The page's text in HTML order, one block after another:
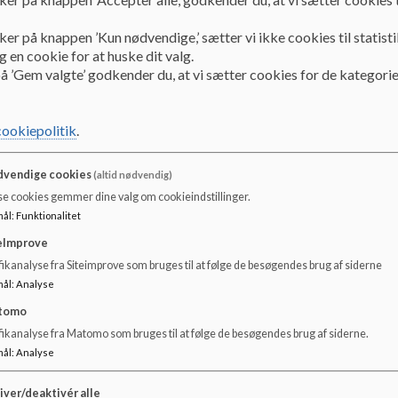
øst
på knappen ’Kun nødvendige,’ sætter vi ikke cookies til
en cookie for at huske dit valg.
’Gem valgte’ godkender du, at vi sætter cookies for de
.
cookies(altid nødvendig)
cookies gemmer dine valg om cookieindstillinger.
: Funktionalitet
fra Siteimprove som bruges til at følge de besøgendes brug af siderne
: Analyse
fra Matomo som bruges til at følge de besøgendes brug af siderne.
: Analyse
deaktivér alle